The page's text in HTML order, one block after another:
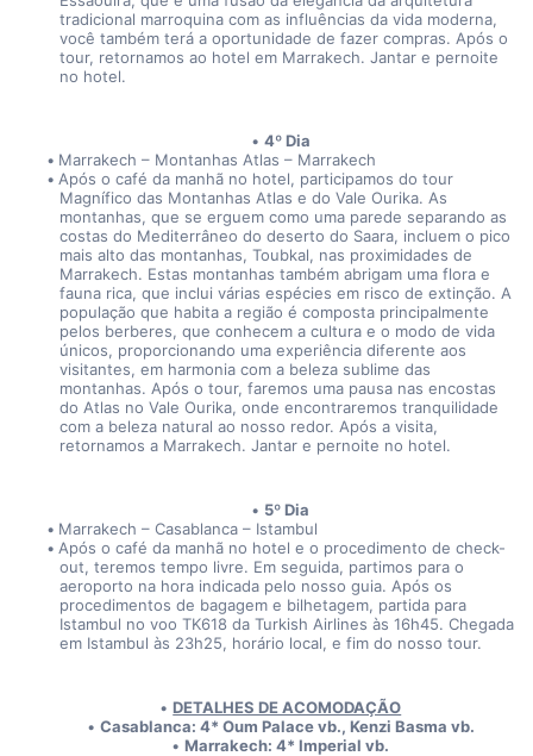
tradicional marroquina com as influências da vida moderna,
você também terá a oportunidade de fazer compras. Após o
tour, retornamos ao hotel em Marrakech. Jantar e pernoite
no hotel.
4º Dia
Marrakech – Montanhas Atlas – Marrakech
Após o café da manhã no hotel, participamos do tour
Magnífico das Montanhas Atlas e do Vale Ourika. As
montanhas, que se erguem como uma parede separando as
costas do Mediterrâneo do deserto do Saara, incluem o pico
mais alto das montanhas, Toubkal, nas proximidades de
Marrakech. Estas montanhas também abrigam uma flora e
fauna rica, que inclui várias espécies em risco de extinção. A
população que habita a região é composta principalmente
pelos berberes, que conhecem a cultura e o modo de vida
únicos, proporcionando uma experiência diferente aos
visitantes, em harmonia com a beleza sublime das
montanhas. Após o tour, faremos uma pausa nas encostas
do Atlas no Vale Ourika, onde encontraremos tranquilidade
com a beleza natural ao nosso redor. Após a visita,
retornamos a Marrakech. Jantar e pernoite no hotel.
5º Dia
Marrakech – Casablanca – Istambul
Após o café da manhã no hotel e o procedimento de check-
out, teremos tempo livre. Em seguida, partimos para o
aeroporto na hora indicada pelo nosso guia. Após os
procedimentos de bagagem e bilhetagem, partida para
Istambul no voo TK618 da Turkish Airlines às 16h45. Chegada
em Istambul às 23h25, horário local, e fim do nosso tour.
DETALHES DE ACOMODAÇÃO
Casablanca: 4* Oum Palace vb., Kenzi Basma vb.
Marrakech: 4* Imperial vb.